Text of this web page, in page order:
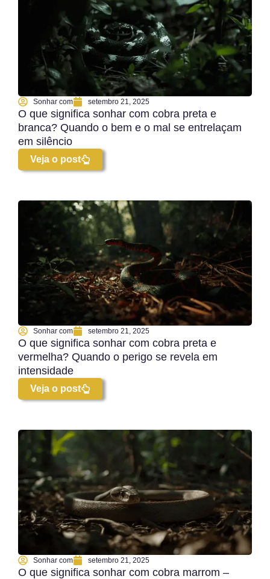
Sonhar com setembro 21, 2025
O que significa sonhar com cobra preta e
branca? Quando o bem e o mal se entrelaçam
em silêncio
Veja o post
Sonhar com setembro 21, 2025
O que significa sonhar com cobra preta e
vermelha? Quando o perigo se revela em
intensidade
Veja o post
Sonhar com setembro 21, 2025
O que significa sonhar com cobra marrom –